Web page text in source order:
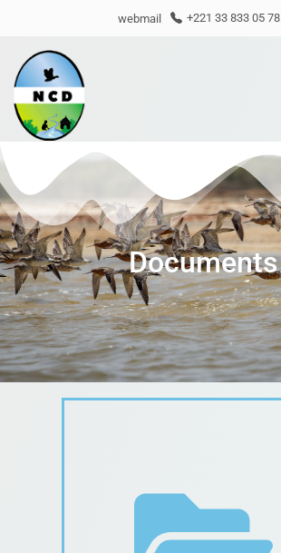
webmail +221 33 833 05 78
Documents